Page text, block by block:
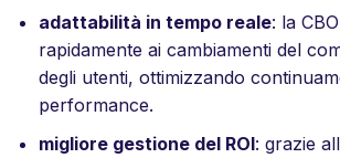
adattabilità in tempo reale: la
rapidamente ai cambiamenti del
degli utenti, ottimizzando
performance.
migliore gestione del ROI: grazie